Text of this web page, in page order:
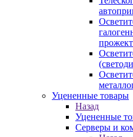
Уцененные товары
Назад
Уцененные
Серверы и